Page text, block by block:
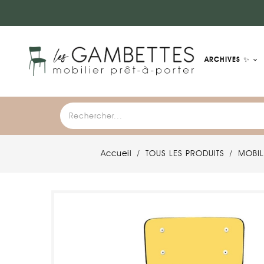
ARCHIVES ✨
Accueil TOUS LES PRODUITS